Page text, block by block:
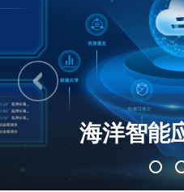
海洋智能